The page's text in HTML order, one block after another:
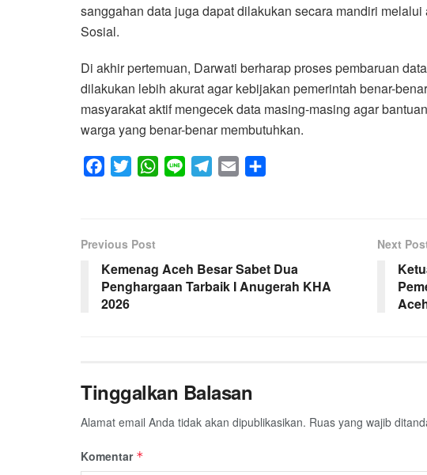
sanggahan data juga dapat dilakukan secara mandiri
Sosial.
Di akhir pertemuan, Darwati berharap proses pembaruan
dilakukan lebih akurat agar kebijakan pemerintah benar-
masyarakat aktif mengecek data masing-masing agar
warga yang benar-benar membutuhkan.
b
o
o
k
t
e
r
W
A
p
r
a
Previous Post
Kemenag Aceh Besar Sabet Dua
Penghargaan Tarbaik I Anugerah KHA
2026
Next
Tinggalkan Balasan
Alamat email Anda tidak akan dipublikasikan. Ruas yang wajib
Komentar *